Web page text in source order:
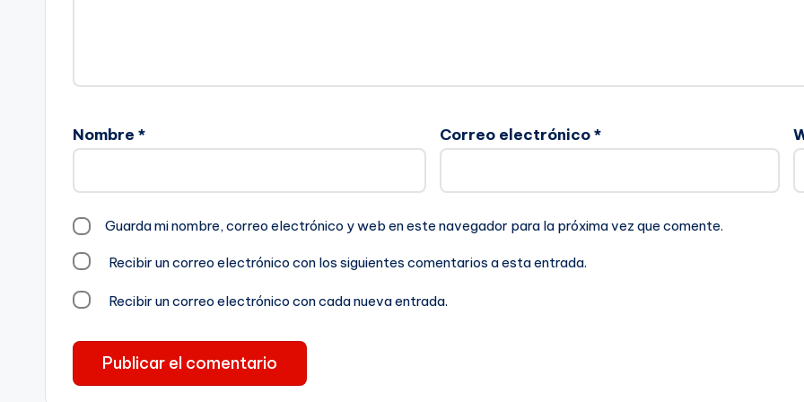
Nombre * Correo electrónico*
Guarda mi nombre, correo electrónico y web en este navegador para la próxima vez que comente.
Recibir un correo electrónico con los siguientes comentarios a esta entrada.
Recibir un correo electrónico con cada nueva entrada.